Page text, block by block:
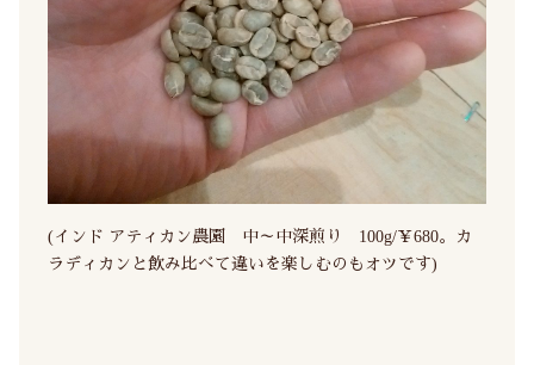
(インド アティカン農園 中～中深煎り 100g/￥680。カ
ラディカンと飲み比べて違いを楽しむのもオツです)